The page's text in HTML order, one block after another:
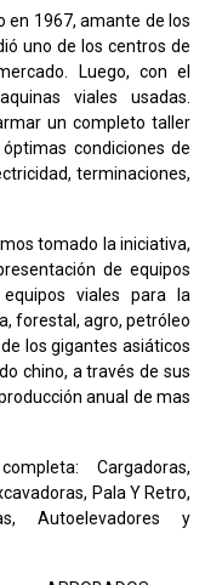
en 1967, amante de los
uno de los centros de
Luego, con el
viales usadas.
un completo taller
condiciones de
terminaciones,
tomado la iniciativa,
de equipos
viales para la
forestal, agro, petróleo
los gigantes asiáticos
chino, a través de sus
anual de mas
Cargadoras,
Pala Y Retro,
Autoelevadores y